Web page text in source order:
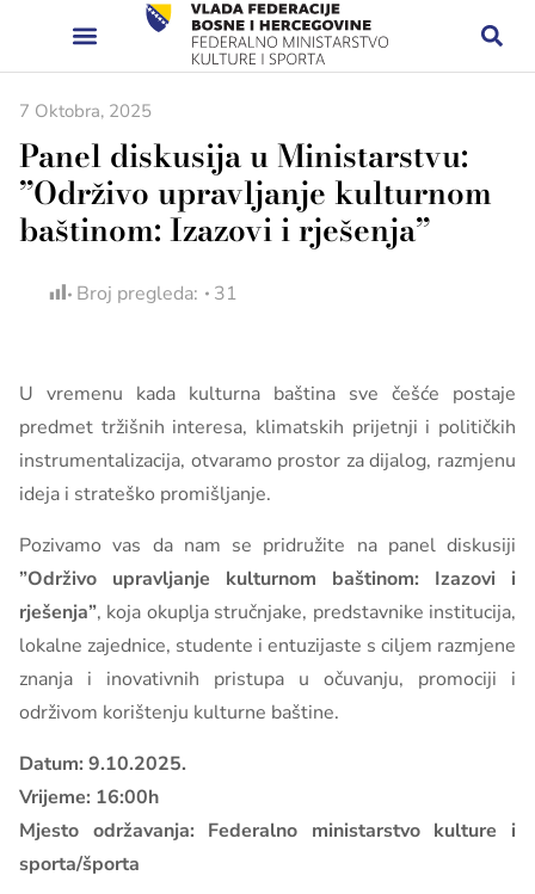
7 Oktobra, 2025
Panel diskusija u Ministarstvu:
”Održivo upravljanje kulturnom
baštinom: Izazovi i rješenja”
Broj pregleda: 31
U vremenu kada kulturna baština sve češće postaje
predmet tržišnih interesa, klimatskih prijetnji i političkih
instrumentalizacija, otvaramo prostor za dijalog, razmjenu
ideja i strateško promišljanje.
Pozivamo vas da nam se pridružite na panel diskusiji
”Održivo upravljanje kulturnom baštinom: Izazovi i
rješenja”, koja okuplja stručnjake, predstavnike institucija,
lokalne zajednice, studente i entuzijaste s ciljem razmjene
znanja i inovativnih pristupa u očuvanju, promociji i
održivom korištenju kulturne baštine.
Datum: 9.10.2025.
Vrijeme: 16:00h
Mjesto održavanja: Federalno ministarstvo kulture i
sporta/športa